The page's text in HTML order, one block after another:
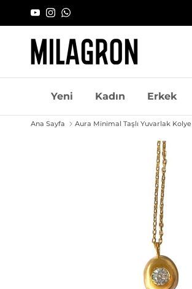
YouTubeInstagramWhatsApp
Yeni Kadın Erkek
Ana Sayfa Aura Minimal Taşlı Yuvarlak Kolye